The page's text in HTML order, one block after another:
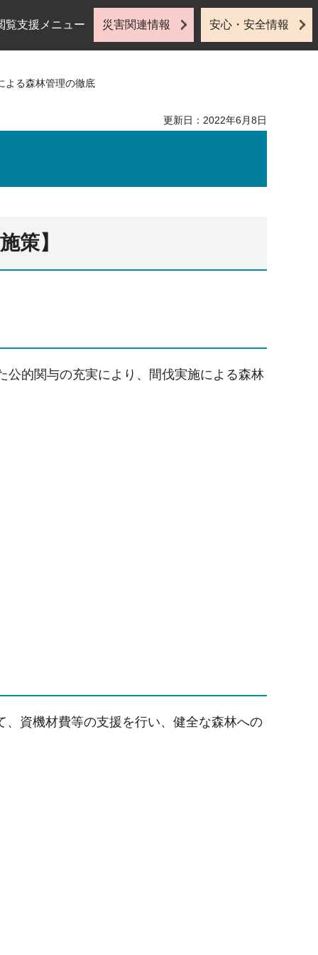
覧支援メニュー 災害関連情報 安心・安全情報
よる森林管理の徹底
更新日：2022年6月8日
策】
公的関与の充実により、間伐実施による森林
資機材費等の支援を行い、健全な森林への